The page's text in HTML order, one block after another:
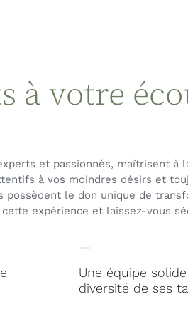
à votre
et passionnés, maîtrisent à
à vos moindres désirs et
le don unique de
expérience et laissez-vous
Une équipe
diversité de ses